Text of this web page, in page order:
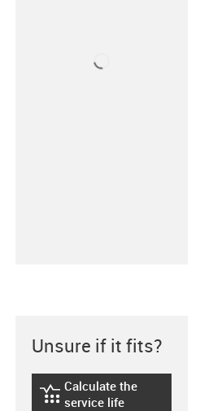
Unsure if it fits?
igus-icon-lebensdauerrechner
Calculate the
service life